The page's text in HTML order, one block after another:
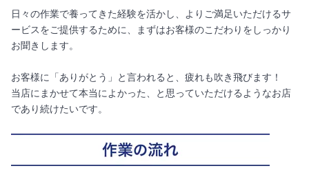
日々の作業で養ってきた経験を活かし、よりご満足いただけるサ
ービスをご提供するために、まずはお客様のこだわりをしっかり
お聞きします。
お客様に「ありがとう」と言われると、疲れも吹き飛びます！
当店にまかせて本当によかった、と思っていただけるようなお店
であり続けたいです。